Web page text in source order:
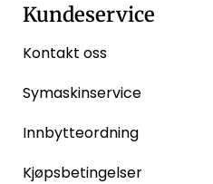
Kundeservice
Kontakt oss
Symaskinservice
Innbytteordning
Kjøpsbetingelser